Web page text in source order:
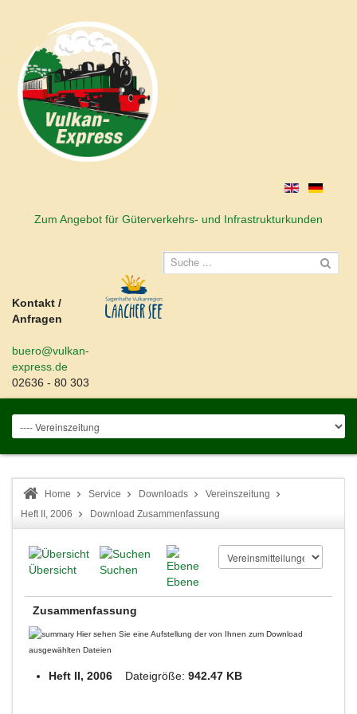
Zum Angebot für Güterverkehrs- und Infrastrukturkunden
Kontakt /
Anfragen
buero@vulkan-
express.de
02636 - 80 303
Home Service Downloads
Vereinszeitung
Heft II, 2006
Download Zusammenfassung
Übersicht
Suchen
Ebene
Zusammenfassung
Hier sehen Sie eine Aufstellung der von Ihnen zum Download
ausgewählten Dateien
Heft II, 2006 Dateigröße: 942.47 KB